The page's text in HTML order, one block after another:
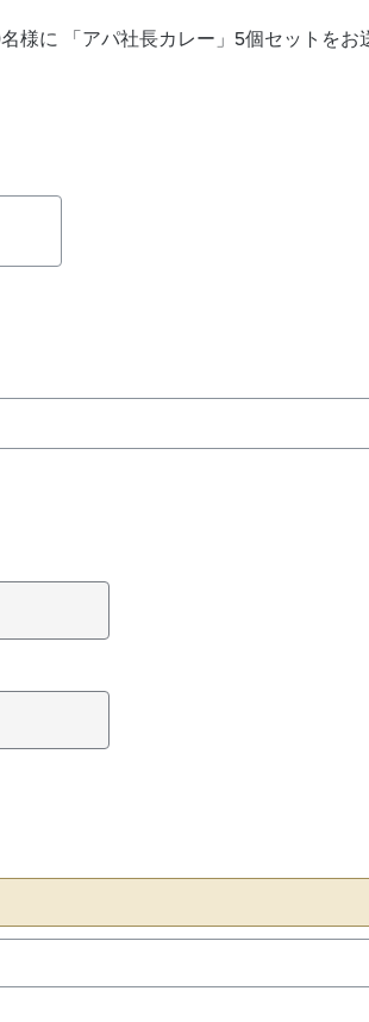
様に 「アパ社長カレー」5個セットをお